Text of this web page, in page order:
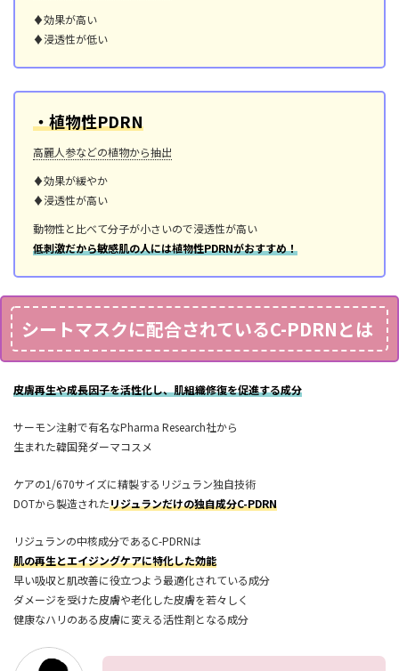
♦効果が高い
♦浸透性が低い
・植物性PDRN
高麗人参などの植物から抽出
♦効果が緩やか
♦浸透性が高い
動物性と比べて分子が小さいので浸透性が高い
低刺激だから敏感肌の人には植物性PDRNがおすすめ！
シートマスクに配合されているC-PDRNとは
皮膚再生や成長因子を活性化し、肌組織修復を促進する成分
サーモン注射で有名なPharma Research社から
生まれた韓国発ダーマコスメ
ケアの1/670サイズに精製するリジュラン独自技術
DOTから製造されたリジュランだけの独自成分C-PDRN
リジュランの中核成分であるC-PDRNは
肌の再生とエイジングケアに特化した効能
早い吸収と肌改善に役立つよう最適化されている成分
ダメージを受けた皮膚や老化した皮膚を若々しく
健康なハリのある皮膚に変える活性剤となる成分